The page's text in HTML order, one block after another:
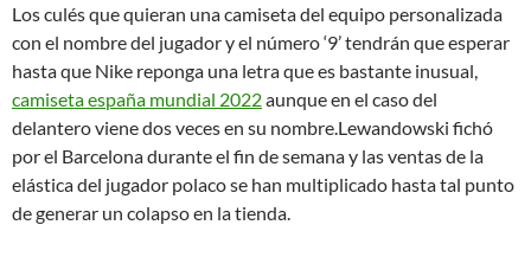
Los culés que quieran una camiseta del equipo personalizada
con el nombre del jugador y el número ‘9’ tendrán que esperar
hasta que Nike reponga una letra que es bastante inusual,
camiseta españa mundial 2022aunque en el caso del
delantero viene dos veces en su nombre.Lewandowski fichó
por el Barcelona durante el fin de semana y las ventas de la
elástica del jugador polaco se han multiplicado hasta tal punto
de generar un colapso en la tienda.